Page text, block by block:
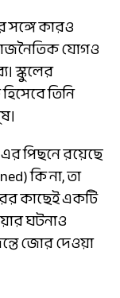
সঙ্গে কারও
যোগও
স্কুলের
তিনি
পিছনে রয়েছে
কি না, তা
কাছেই একটি
ঘটনাও
জোর দেওয়া